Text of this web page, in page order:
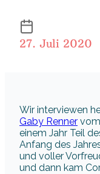
27. Juli 2020
Wir interviewen
Gaby Renner
einem Jahr Teil
Anfang des
und voller
und dann kam